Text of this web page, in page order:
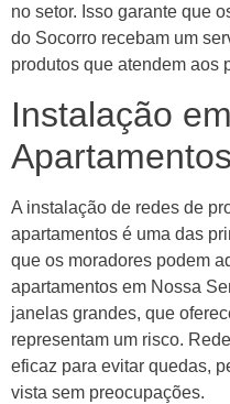
no setor. Isso garante que
do Socorro recebam um
produtos que atendem aos
Instalação
A instalação de redes de
apartamentos é uma das
que os moradores podem
apartamentos em Nossa
janelas grandes, que
representam um risco.
eficaz para evitar quedas,
vista sem preocupações.